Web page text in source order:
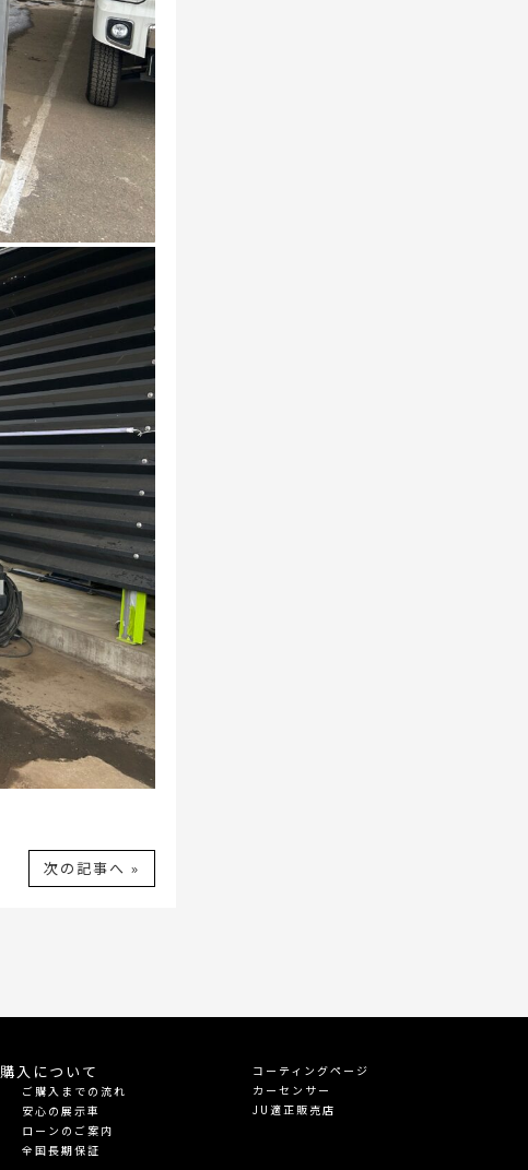
次の記事へ »
購入について
ご購入までの流れ
安心の展示車
ローンのご案内
全国長期保証
コーティングページ
カーセンサー
JU適正販売店